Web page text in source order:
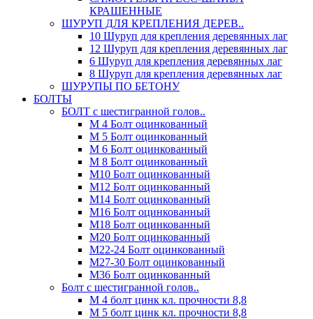
КРАШЕННЫЕ
ШУРУП ДЛЯ КРЕПЛЕНИЯ ДЕРЕВ..
10 Шуруп для крепления деревянных лаг
12 Шуруп для крепления деревянных лаг
6 Шуруп для крепления деревянных лаг
8 Шуруп для крепления деревянных лаг
ШУРУПЫ ПО БЕТОНУ
БОЛТЫ
БОЛТ с шестигранной голов..
М 4 Болт оцинкованный
М 5 Болт оцинкованный
М 6 Болт оцинкованный
М 8 Болт оцинкованный
М10 Болт оцинкованный
М12 Болт оцинкованный
М14 Болт оцинкованный
М16 Болт оцинкованный
М18 Болт оцинкованный
М20 Болт оцинкованный
М22-24 Болт оцинкованный
М27-30 Болт оцинкованный
М36 Болт оцинкованный
Болт с шестигранной голов..
М 4 болт цинк кл. прочности 8,8
М 5 болт цинк кл. прочности 8,8